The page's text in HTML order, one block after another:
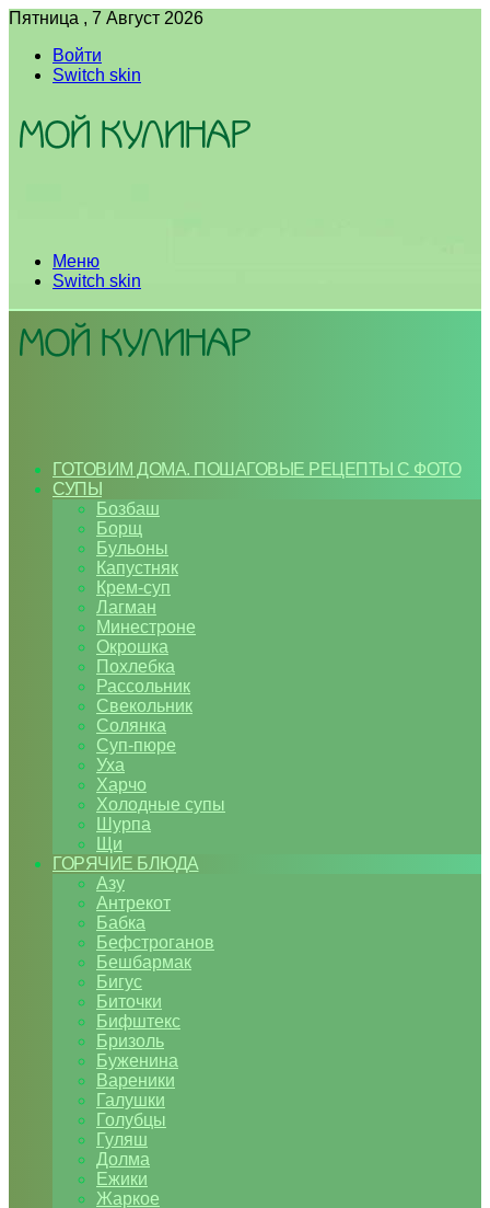
Пятница , 7 Август 2026
Войти
Switch skin
Меню
Switch skin
ГОТОВИМ ДОМА. ПОШАГОВЫЕ РЕЦЕПТЫ С ФОТО
СУПЫ
Бозбаш
Борщ
Бульоны
Капустняк
Крем-суп
Лагман
Минестроне
Окрошка
Похлебка
Рассольник
Свекольник
Солянка
Суп-пюре
Уха
Харчо
Холодные супы
Шурпа
Щи
ГОРЯЧИЕ БЛЮДА
Азу
Антрекот
Бабка
Бефстроганов
Бешбармак
Бигус
Биточки
Бифштекс
Бризоль
Буженина
Вареники
Галушки
Голубцы
Гуляш
Долма
Ежики
Жаркое